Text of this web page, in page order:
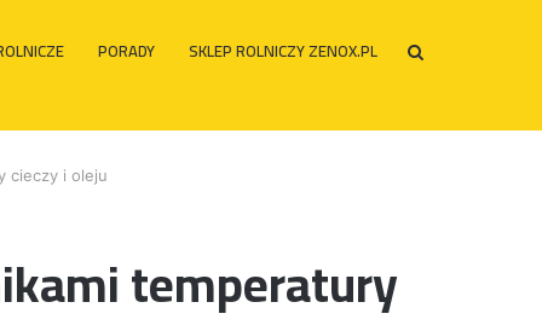
PORADY SKLEP ROLNICZY ZENOX.PL
cieczy i oleju
temperatury